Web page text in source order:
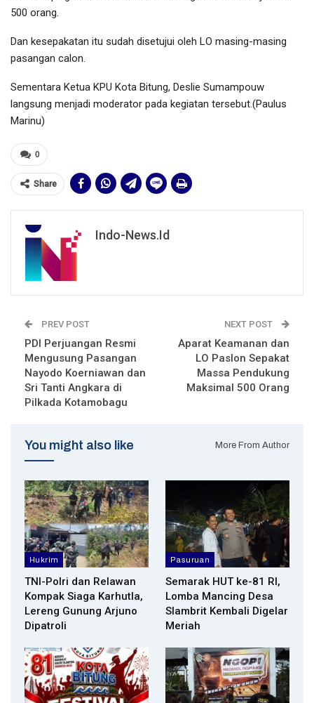
500 orang.
Dan kesepakatan itu sudah disetujui oleh LO masing-masing
pasangan calon.
Sementara Ketua KPU Kota Bitung, Deslie Sumampouw
langsung menjadi moderator pada kegiatan tersebut.(Paulus
Marinu)
0
Share
Indo-News.id
PREV POST
PDI Perjuangan Resmi
Mengusung Pasangan
Nayodo Koerniawan dan
Sri Tanti Angkara di
Pilkada Kotamobagu
NEXT POST
Aparat Keamanan dan
LO Paslon Sepakat
Massa Pendukung
Maksimal 500 Orang
You might also like More From Author
Hukrim
TNI-Polri dan Relawan
Kompak Siaga Karhutla,
Lereng Gunung Arjuno
Dipatroli
Pasuruan
Semarak HUT ke-81 RI,
Lomba Mancing Desa
Slambrit Kembali Digelar
Meriah